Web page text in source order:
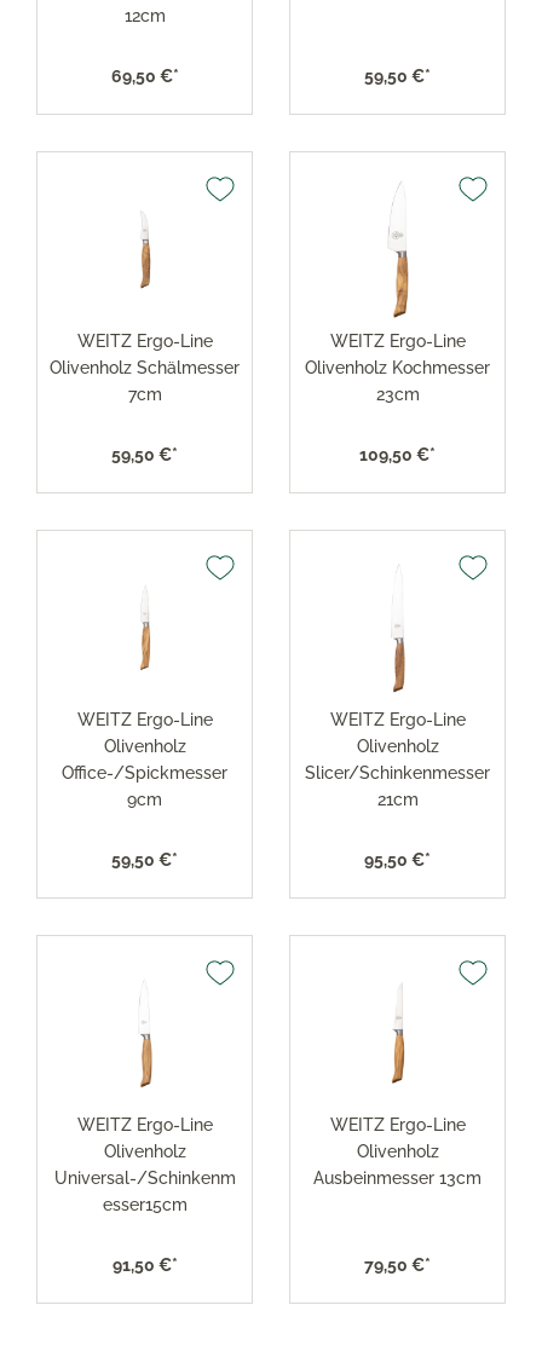
12cm
69,50 €* 59,50 €*
WEITZ Ergo-Line
Olivenholz Schälmesser
7cm
59,50 €*
WEITZ Ergo-Line
Olivenholz Kochmesser
23cm
109,50 €*
WEITZ Ergo-Line
Olivenholz
Office-/Spickmesser
9cm
59,50 €*
WEITZ Ergo-Line
Olivenholz
Slicer/Schinkenmesser
21cm
95,50 €*
WEITZ Ergo-Line
Olivenholz
Universal-/Schinkenm
esser15cm
91,50 €*
WEITZ Ergo-Line
Olivenholz
Ausbeinmesser 13cm
79,50 €*